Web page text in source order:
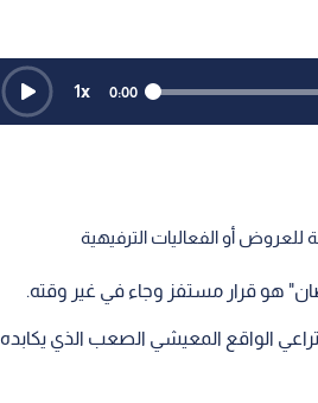
0:00
1x
أو الفعاليات الترفيهية
هو قرار مستفز وجاء في غير وقته.
الواقع المعيشي الصعب الذي يكابده